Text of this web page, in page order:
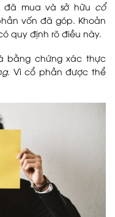
mua và sở hữu cổ
vốn đã góp. Khoản
quy định rõ điều này.
bằng chứng xác thực
. Vì cổ phần được thể